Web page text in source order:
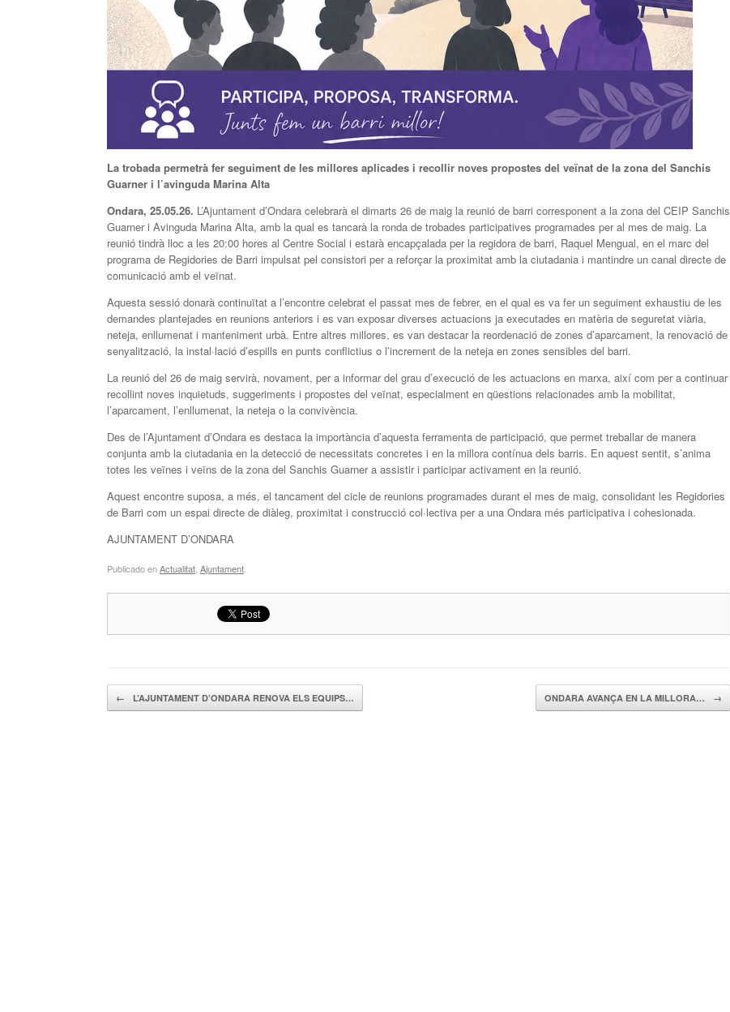
La trobada permetrà fer seguiment de les millores aplicades i recollir noves propostes del veïnat de la zona del Sanchis
Guarner i l’avinguda Marina Alta
Ondara, 25.05.26. L’Ajuntament d’Ondara celebrarà el dimarts 26 de maig la reunió de barri corresponent a la zona del CEIP Sanchis
Guarner i Avinguda Marina Alta, amb la qual es tancarà la ronda de trobades participatives programades per al mes de maig. La
reunió tindrà lloc a les 20:00 hores al Centre Social i estarà encapçalada per la regidora de barri, Raquel Mengual, en el marc del
programa de Regidories de Barri impulsat pel consistori per a reforçar la proximitat amb la ciutadania i mantindre un canal directe de
comunicació amb el veïnat.
Aquesta sessió donarà continuïtat a l’encontre celebrat el passat mes de febrer, en el qual es va fer un seguiment exhaustiu de les
demandes plantejades en reunions anteriors i es van exposar diverses actuacions ja executades en matèria de seguretat viària,
neteja, enllumenat i manteniment urbà. Entre altres millores, es van destacar la reordenació de zones d’aparcament, la renovació de
senyalització, la instal·lació d’espills en punts conflictius o l’increment de la neteja en zones sensibles del barri.
La reunió del 26 de maig servirà, novament, per a informar del grau d’execució de les actuacions en marxa, així com per a continuar
recollint noves inquietuds, suggeriments i propostes del veïnat, especialment en qüestions relacionades amb la mobilitat,
l’aparcament, l’enllumenat, la neteja o la convivència.
Des de l’Ajuntament d’Ondara es destaca la importància d’aquesta ferramenta de participació, que permet treballar de manera
conjunta amb la ciutadania en la detecció de necessitats concretes i en la millora contínua dels barris. En aquest sentit, s’anima
totes les veïnes i veïns de la zona del Sanchis Guarner a assistir i participar activament en la reunió.
Aquest encontre suposa, a més, el tancament del cicle de reunions programades durant el mes de maig, consolidant les Regidories
de Barri com un espai directe de diàleg, proximitat i construcció col·lectiva per a una Ondara més participativa i cohesionada.
AJUNTAMENT D’ONDARA
Publicado enActualitat Ajuntament
Navegador de artículos
← L’AJUNTAMENT D’ONDARA RENOVA ELS EQUIPS… ONDARA AVANÇA EN LA MILLORA… →